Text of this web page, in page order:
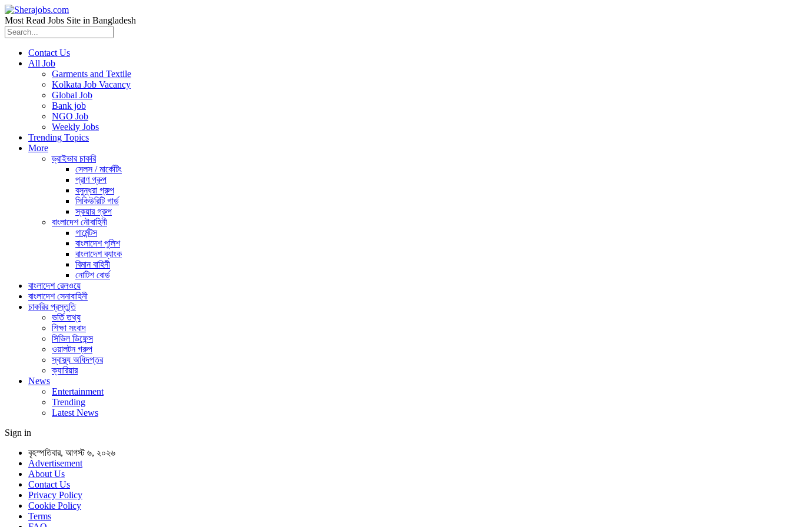
Most Read Jobs Site in Bangladesh
Contact Us
All Job
Garments and Textile
Kolkata Job Vacancy
Global Job
Bank job
NGO Job
Weekly Jobs
Trending Topics
More
ড্রাইভার চাকরি
সেলস / মার্কেটিং
প্রাণ গ্রুপ
বসুন্ধরা গ্রুপ
সিকিউরিটি গার্ড
স্কয়ার গ্রুপ
বাংলাদেশ নৌবাহিনী
গার্মেন্টস
বাংলাদেশ পুলিশ
বাংলাদেশ ব্যাংক
বিমান বাহিনী
নোটিশ বোর্ড
বাংলাদেশ রেলওয়ে
বাংলাদেশ সেনাবাহিনী
চাকরির প্রস্তুতি
ভর্তি তথ্য
শিক্ষা সংবাদ
সিভিল ডিফেন্স
ওয়ালটন গ্রুপ
স্বাস্থ্য অধিদপ্তর
ক্যারিয়ার
News
Entertainment
Trending
Latest News
Sign in
বৃহস্পতিবার, আগস্ট ৬, ২০২৬
Advertisement
About Us
Contact Us
Privacy Policy
Cookie Policy
Terms